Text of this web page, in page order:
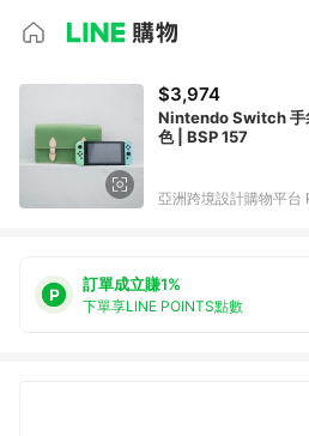
$3,974
Nintendo Switch 手
色 | BSP 157
亞洲跨境設計購物平台
訂單成立賺1%
下單享LINE POINTS點數